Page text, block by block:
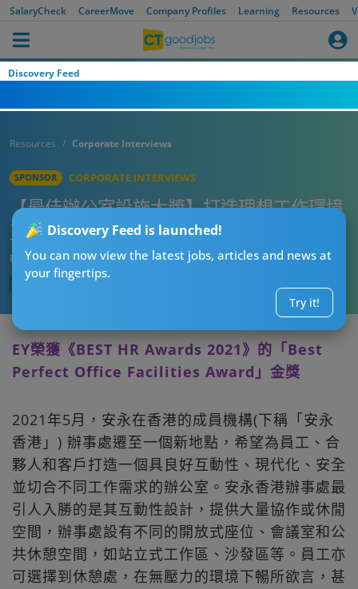
SalaryCheck CareerMove Company Profiles Learning Resources
Discovery Feed
Discovery Feed is launched!
You can now view the latest jobs, articles and news at
your fingertips.
Try it!
Resources Corporate Interviews
SPONSOR CORPORATE INTERVIEWS
【最佳辦公室設施大獎】打造理想工作環境
互動性設計加強溝通
Published: 2022-06-20
EY榮獲《BEST HR Awards 2021》的「Best
Perfect Office Facilities Award」金獎
2021年5月，安永在香港的成員機構(下稱「安永
香港」) 辦事處遷至一個新地點，希望為員工、合
夥人和客戶打造一個具良好互動性、現代化、安全
並切合不同工作需求的辦公室。安永香港辦事處最
引人入勝的是其互動性設計，提供大量協作或休閒
空間，辦事處設有不同的開放式座位、會議室和公
共休憩空間，如站立式工作區、沙發區等。員工亦
可選擇到休憩處，在無壓力的環境下暢所欲言，甚